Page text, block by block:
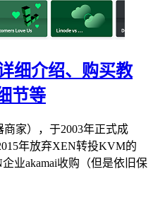
细介绍、购买教
节等
家），于2003年正式成
年放弃XEN转投KVM的
业akamai收购（但是依旧保